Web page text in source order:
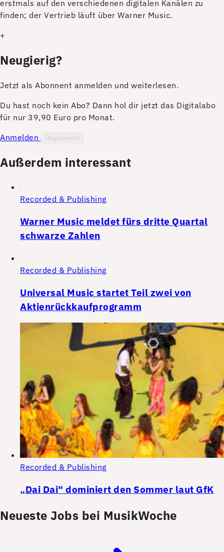
erstmals auf den verschiedenen digitalen Kanälen zu
finden; der Vertrieb läuft über Warner Music.
+
Neugierig?
Jetzt als Abonnent anmelden und weiterlesen.
Du hast noch kein Abo? Dann hol dir jetzt das Digitalabo
für nur 39,90 Euro pro Monat.
Anmelden
Registrieren
Außerdem interessant
Recorded & Publishing
Warner Music meldet fürs dritte Quartal
schwarze Zahlen
Recorded & Publishing
Universal Music startet Teil zwei von
Aktienrückkaufprogramm
Recorded & Publishing
„Dai Dai“ dominiert den Sommer laut GfK
Neueste Jobs bei MusikWoche